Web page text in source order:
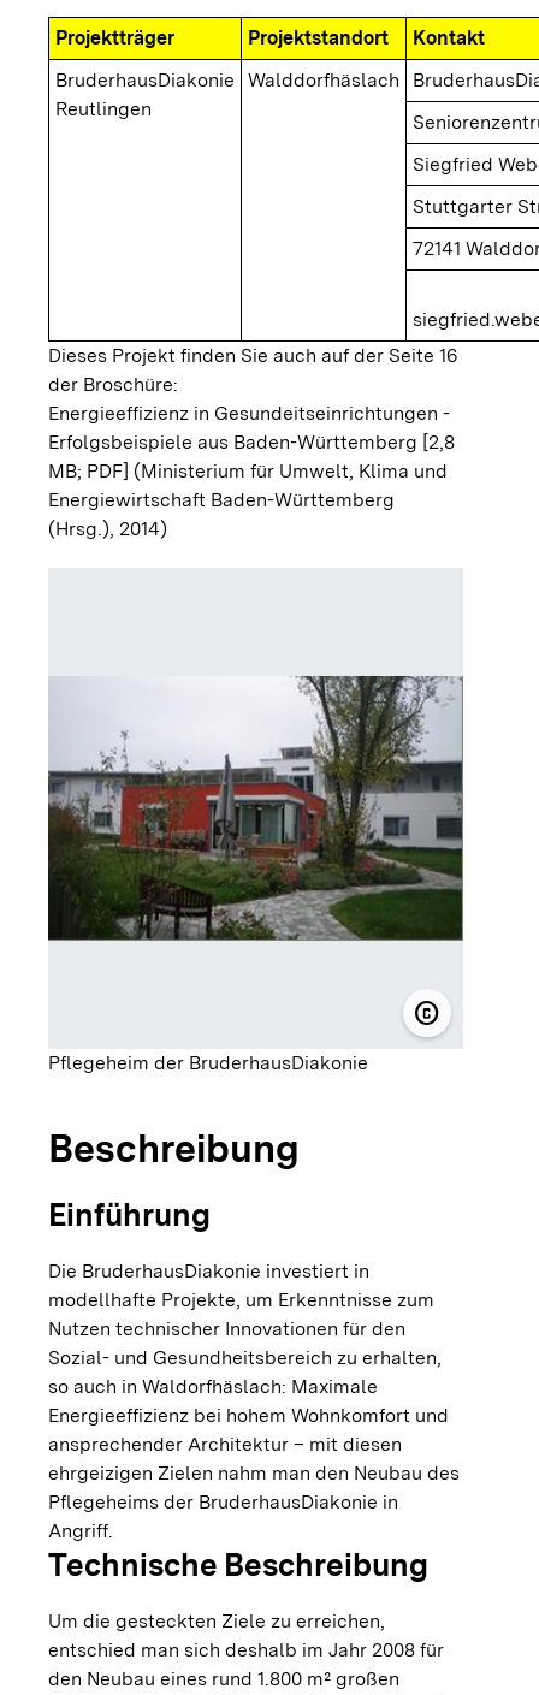
Projektträger Projektstandort
Kontakt
BruderhausDiakonie
Reutlingen
Walddorfhäslach
Siegfried
Stuttgarter
72141
Dieses Projekt finden Sie auch auf der Seite 16
der Broschüre:
Energieeffizienz in Gesundeitseinrichtungen -
Erfolgsbeispiele aus Baden-Württemberg [2,8
MB; PDF] (Ministerium für Umwelt, Klima und
Energiewirtschaft Baden-Württemberg
(Hrsg.), 2014)
copyright
©
Pflegeheim der BruderhausDiakonie
Beschreibung
Einführung
Die BruderhausDiakonie investiert in
modellhafte Projekte, um Erkenntnisse zum
Nutzen technischer Innovationen für den
Sozial- und Gesundheitsbereich zu erhalten,
so auch in Waldorfhäslach: Maximale
Energieeffizienz bei hohem Wohnkomfort und
ansprechender Architektur – mit diesen
ehrgeizigen Zielen nahm man den Neubau des
Pflegeheims der BruderhausDiakonie in
Angriff.
Technische Beschreibung
Um die gesteckten Ziele zu erreichen,
entschied man sich deshalb im Jahr 2008 für
den Neubau eines rund 1.800 m² großen